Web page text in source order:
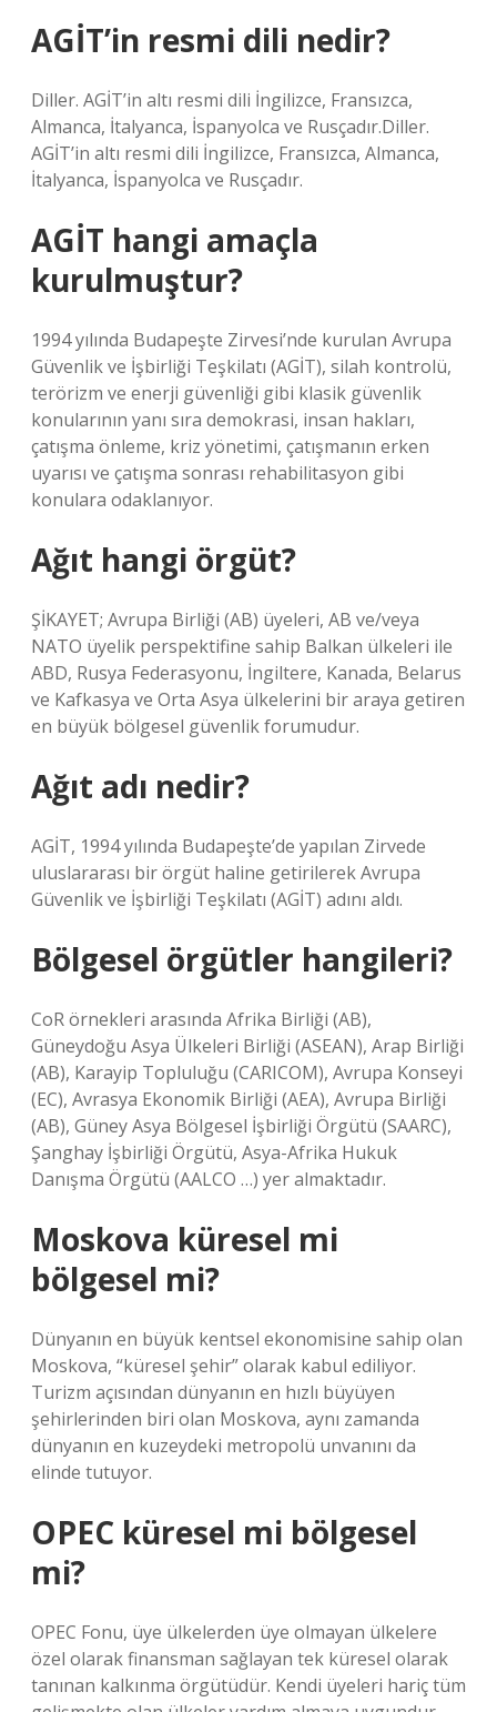
AGİT’in resmi dili nedir?
Diller. AGİT’in altı resmi dili İngilizce, Fransızca,
Almanca, İtalyanca, İspanyolca ve Rusçadır.Diller.
AGİT’in altı resmi dili İngilizce, Fransızca, Almanca,
İtalyanca, İspanyolca ve Rusçadır.
AGİT hangi amaçla
kurulmuştur?
1994 yılında Budapeşte Zirvesi’nde kurulan Avrupa
Güvenlik ve İşbirliği Teşkilatı (AGİT), silah kontrolü,
terörizm ve enerji güvenliği gibi klasik güvenlik
konularının yanı sıra demokrasi, insan hakları,
çatışma önleme, kriz yönetimi, çatışmanın erken
uyarısı ve çatışma sonrası rehabilitasyon gibi
konulara odaklanıyor.
Ağıt hangi örgüt?
ŞİKAYET; Avrupa Birliği (AB) üyeleri, AB ve/veya
NATO üyelik perspektifine sahip Balkan ülkeleri ile
ABD, Rusya Federasyonu, İngiltere, Kanada, Belarus
ve Kafkasya ve Orta Asya ülkelerini bir araya getiren
en büyük bölgesel güvenlik forumudur.
Ağıt adı nedir?
AGİT, 1994 yılında Budapeşte’de yapılan Zirvede
uluslararası bir örgüt haline getirilerek Avrupa
Güvenlik ve İşbirliği Teşkilatı (AGİT) adını aldı.
Bölgesel örgütler hangileri?
CoR örnekleri arasında Afrika Birliği (AB),
Güneydoğu Asya Ülkeleri Birliği (ASEAN), Arap Birliği
(AB), Karayip Topluluğu (CARICOM), Avrupa Konseyi
(EC), Avrasya Ekonomik Birliği (AEA), Avrupa Birliği
(AB), Güney Asya Bölgesel İşbirliği Örgütü (SAARC),
Şanghay İşbirliği Örgütü, Asya-Afrika Hukuk
Danışma Örgütü (AALCO …) yer almaktadır.
Moskova küresel mi
bölgesel mi?
Dünyanın en büyük kentsel ekonomisine sahip olan
Moskova, “küresel şehir” olarak kabul ediliyor.
Turizm açısından dünyanın en hızlı büyüyen
şehirlerinden biri olan Moskova, aynı zamanda
dünyanın en kuzeydeki metropolü unvanını da
elinde tutuyor.
OPEC küresel mi bölgesel
mi?
OPEC Fonu, üye ülkelerden üye olmayan ülkelere
özel olarak finansman sağlayan tek küresel olarak
tanınan kalkınma örgütüdür. Kendi üyeleri hariç tüm